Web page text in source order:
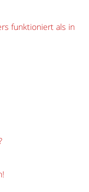
funktioniert als in